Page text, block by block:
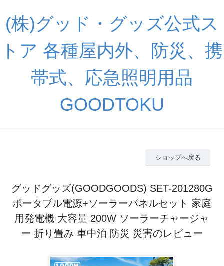
(株)グッド・グッズ公式ス
トア 各種屋内外、防災、携
帯式、応急照明用品
GOODTOKU
ショップへ戻る
グッドグッズ(GOODGOODS) SET-201280G
ポータブル電源+ソーラーパネルセット 家庭
用発電機 大容量 200W ソーラーチャージャ
ー 折り畳み 車中泊 防災 災害のレビュー